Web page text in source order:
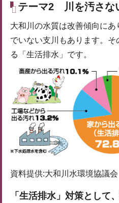
テーマ2 川を汚さな
大和川の水質は改善傾向に
でいない支川もあります。
る「生活排水」です。
資料提供:大和川水環境協議会
「生活排水」対策として